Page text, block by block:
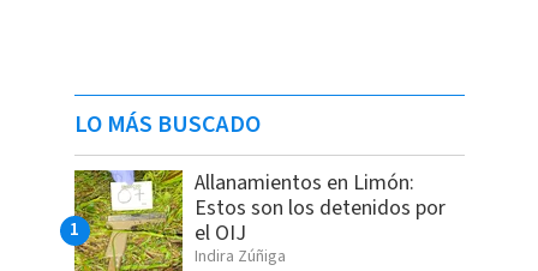
LO MÁS BUSCADO
Allanamientos en Limón:
Estos son los detenidos por
el OIJ
Indira Zúñiga